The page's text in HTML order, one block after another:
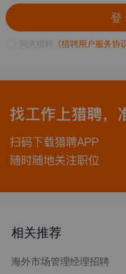
登
同意猎聘 《猎聘用户服务协
相关推荐
海外市场管理经理招聘